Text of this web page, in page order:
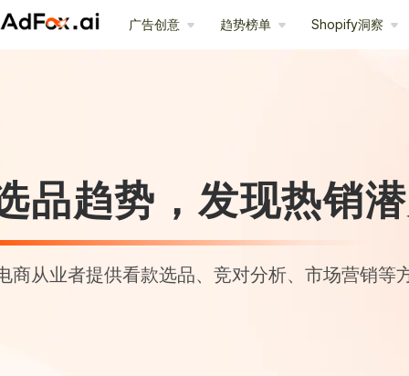
广告创意 趋势榜单 Shopify洞察
品趋势，发现热销
商从业者提供看款选品、竞对分析、市场营销等